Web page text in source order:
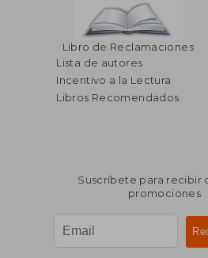
Libro de Reclamaciones
Lista de autores
Incentivo a la Lectura
Libros Recomendados
Suscríbete para recibir
promociones